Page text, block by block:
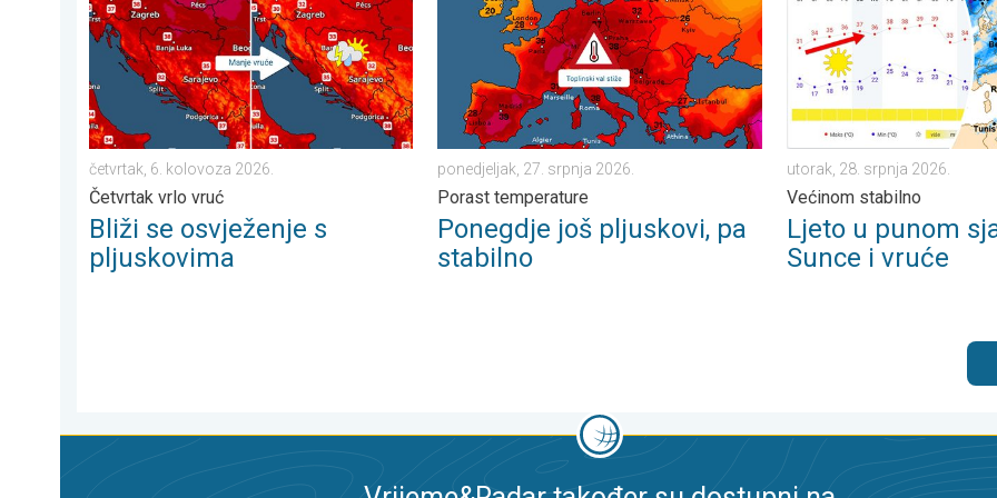
četvrtak, 6. kolovoza 2026.
Četvrtak vrlo vruć
Bliži se osvježenje s
pljuskovima
ponedjeljak, 27. srpnja 2026.
Porast temperature
Ponegdje još pljuskovi, pa
stabilno
utorak, 28. srpnja 2026.
Većinom stabilno
Ljeto u punom
Sunce i vruće